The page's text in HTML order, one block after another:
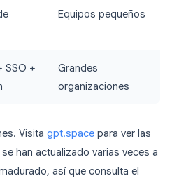
Equipos pequeños
SSO +
Grandes
organizaciones
Visita gpt.space para ver las
han actualizado varias veces a
así que consulta el